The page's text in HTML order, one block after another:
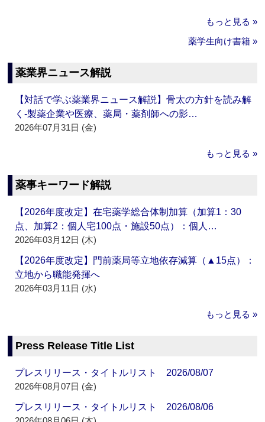
もっと見る »
薬学生向け書籍 »
薬業界ニュース解説
【対話で学ぶ薬業界ニュース解説】骨太の方針を読み解
く‐製薬企業や医療、薬局・薬剤師への影…
2026年07月31日 (金)
もっと見る »
薬事キーワード解説
【2026年度改定】在宅薬学総合体制加算（加算1：30
点、加算2：個人宅100点・施設50点）：個人…
2026年03月12日 (木)
【2026年度改定】門前薬局等立地依存減算（▲15点）：
立地から職能発揮へ
2026年03月11日 (水)
もっと見る »
Press Release Title List
プレスリリース・タイトルリスト 2026/08/07
2026年08月07日 (金)
プレスリリース・タイトルリスト 2026/08/06